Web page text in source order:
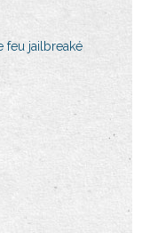
feu jailbreaké